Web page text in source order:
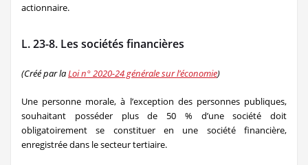
actionnaire.
L. 23-8. Les sociétés financières
(Créé par laLoi n° 2020-24 générale sur l’économie)
Une personne morale, à l’exception des personnes publiques,
souhaitant posséder plus de 50 % d’une société doit
obligatoirement se constituer en une société financière,
enregistrée dans le secteur tertiaire.